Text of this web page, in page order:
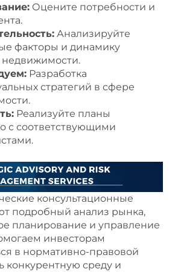
Оцените потребности и
Анализируйте
факторы и динамику
недвижимости.
Разработка
стратегий в сфере
Реализуйте планы
с соответствующими
консультационные
подробный анализ рынка,
планирование и управление
инвесторам
в нормативно-правовой
конкурентную среду и